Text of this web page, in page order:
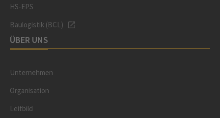
HS-EPS
Baulogistik (BCL)
ÜBER UNS
Unternehmen
Organisation
Leitbild